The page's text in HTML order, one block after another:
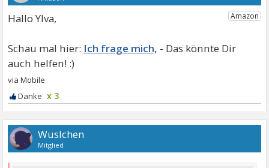
Hallo Ylva,
Ich frage mich,
x 3
Wuslchen
Mitglied